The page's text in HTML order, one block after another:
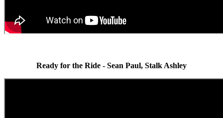
Ready for the Ride - Sean Paul, Stalk Ashley